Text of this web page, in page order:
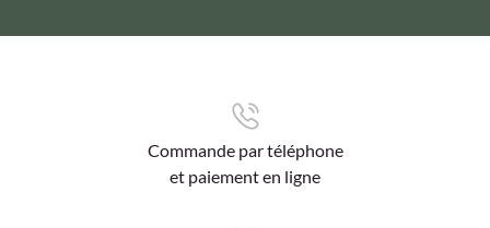
Commande par téléphone
et paiement en ligne